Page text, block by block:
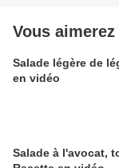
Vous
Salade légère de
en vidéo
Salade à l'avocat,